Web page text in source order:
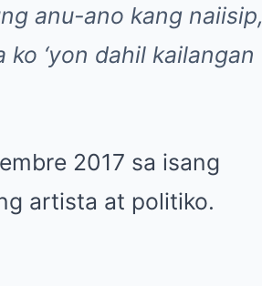
anu-ano kang naiisip,
‘yon dahil kailangan
2017 sa isang
artista at politiko.